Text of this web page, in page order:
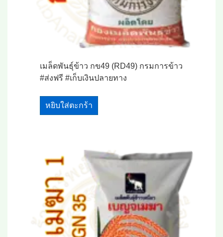
เมล็ดพันธุ์ข้าว กข49 (RD49) กรมการข้าว
#ส่งฟรี #เก็บเงินปลายทาง
หยิบใส่ตะกร้า